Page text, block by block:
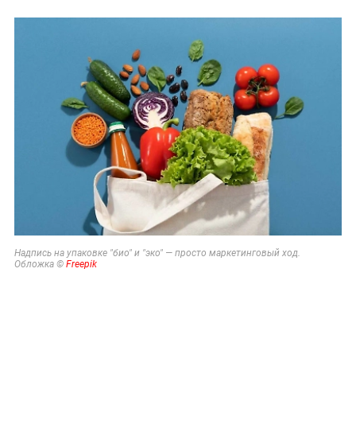
Надпись на упаковке "био" и "эко" — просто маркетинговый ход.
Обложка © Freepik